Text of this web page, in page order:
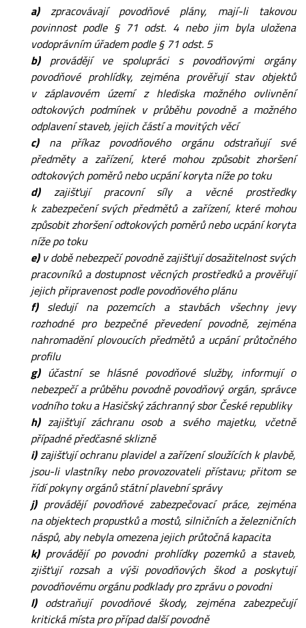
a)zpracovávají povodňové plány, mají-li takovou
povinnost podle § 71 odst. 4 nebo jim byla uložena
vodoprávním úřadem podle § 71 odst. 5
b)provádějí ve spolupráci s povodňovými orgány
povodňové prohlídky, zejména prověřují stav objektů
v záplavovém území z hlediska možného ovlivnění
odtokových podmínek v průběhu povodně a možného
odplavení staveb, jejich částí a movitých věcí
c)na příkaz povodňového orgánu odstraňují své
předměty a zařízení, které mohou způsobit zhoršení
odtokových poměrů nebo ucpání koryta níže po toku
d)zajišťují pracovní síly a věcné prostředky
k zabezpečení svých předmětů a zařízení, které mohou
způsobit zhoršení odtokových poměrů nebo ucpání koryta
níže po toku
e)v době nebezpečí povodně zajišťují dosažitelnost svých
pracovníků a dostupnost věcných prostředků a prověřují
jejich připravenost podle povodňového plánu
f)sledují na pozemcích a stavbách všechny jevy
rozhodné pro bezpečné převedení povodně, zejména
nahromadění plovoucích předmětů a ucpání průtočného
profilu
g)účastní se hlásné povodňové služby, informují o
nebezpečí a průběhu povodně povodňový orgán, správce
vodního toku a Hasičský záchranný sbor České republiky
h)zajišťují záchranu osob a svého majetku, včetně
případné předčasné sklizně
i)zajišťují ochranu plavidel a zařízení sloužících k plavbě,
jsou-li vlastníky nebo provozovateli přístavu; přitom se
řídí pokyny orgánů státní plavební správy
j)provádějí povodňové zabezpečovací práce, zejména
na objektech propustků a mostů, silničních a železničních
náspů, aby nebyla omezena jejich průtočná kapacita
k)provádějí po povodni prohlídky pozemků a staveb,
zjišťují rozsah a výši povodňových škod a poskytují
povodňovému orgánu podklady pro zprávu o povodni
l)odstraňují povodňové škody, zejména zabezpečují
kritická místa pro případ další povodně